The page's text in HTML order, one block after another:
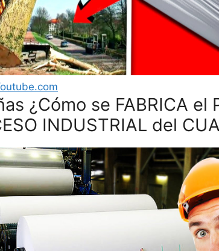
¿Cómo se FABRICA el
INDUSTRIAL del